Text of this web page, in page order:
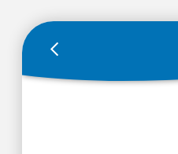
OLTRE 80.000
SCARPE
Troverai sicuramente